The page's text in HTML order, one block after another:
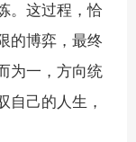
。这过程，恰
的博弈，最终
为一，方向统
自己的人生，